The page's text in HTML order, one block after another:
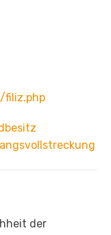
filiz.php
der